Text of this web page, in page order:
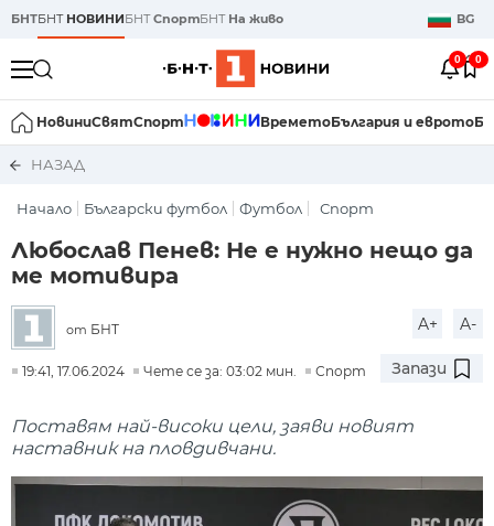
БНТБНТ НОВИНИБНТСпортБНТ На живо BG
0 0
НовиниСвятСпорт ВреметоБългария и еврото
НАЗАД
Начало Български футбол Футбол Спорт
Любослав Пенев: Не е нужно нещо да
ме мотивира
от БНТ A+ A-
19:41, 17.06.2024 Чете се за: 03:02 мин. Спорт Запази
Поставям най-високи цели, заяви новият
наставник на пловдивчани.